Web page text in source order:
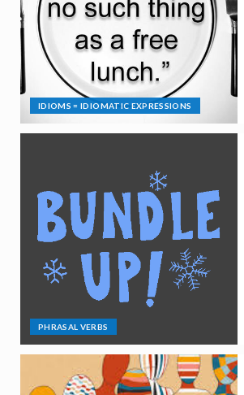
IDIOMS = IDIOMATIC EXPRESSIONS
PHRASAL VERBS